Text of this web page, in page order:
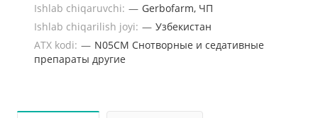
Ishlab chiqaruvchi: — Gerbofarm, ЧП
Ishlab chiqarilish joyi: — Узбекистан
ATX kodi: — N05CM Снотворные и седативные
препараты другие